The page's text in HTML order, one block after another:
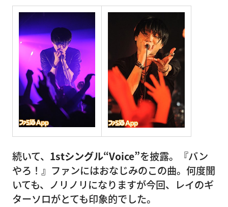
続いて、 1stシングル“Voice”を披露。『バン
やろ！』ファンにはおなじみのこの曲。何度聞
いても、ノリノリになりますが今回、レイのギ
ターソロがとても印象的でした。